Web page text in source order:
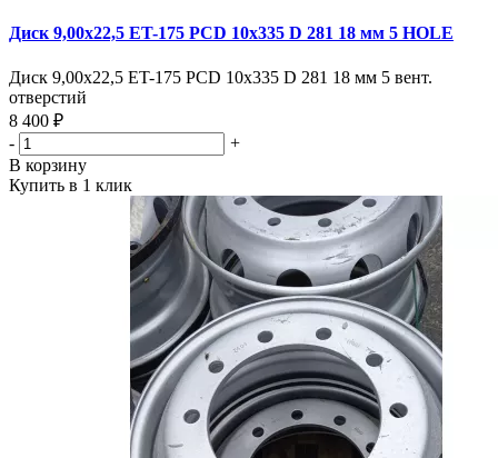
Диск 9,00х22,5 ET-175 PCD 10x335 D 281 18 мм 5 HOLE
Диск 9,00х22,5 ET-175 PCD 10x335 D 281 18 мм 5 вент.
отверстий
8 400 ₽
-
+
В корзину
Купить в 1 клик